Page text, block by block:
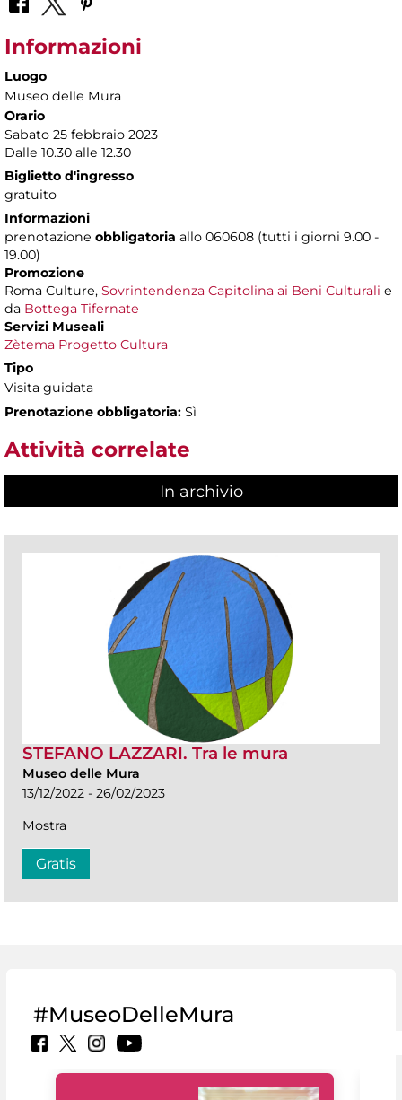
Informazioni
Luogo
Museo delle Mura
Orario
Sabato 25 febbraio 2023
Dalle 10.30 alle 12.30
Biglietto d'ingresso
gratuito
Informazioni
prenotazione obbligatoria allo 060608 (tutti i giorni 9.00 -
19.00)
Promozione
Roma Culture, Sovrintendenza Capitolina ai Beni Culturali e
da Bottega Tifernate
Servizi Museali
Zètema Progetto Cultura
Tipo
Visita guidata
Prenotazione obbligatoria: Sì
Attività correlate
In archivio
STEFANO LAZZARI. Tra le mura
Museo delle Mura
13/12/2022 - 26/02/2023
Mostra
Gratis
#MuseoDelleMura